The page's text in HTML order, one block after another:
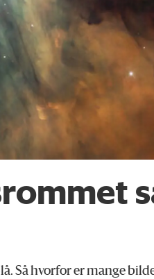
Så hvorfor er mange